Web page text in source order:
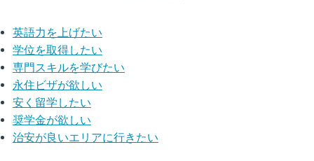
英語力を上げたい
学位を取得したい
専門スキルを学びたい
永住ビザが欲しい
安く留学したい
奨学金が欲しい
治安が良いエリアに行きたい